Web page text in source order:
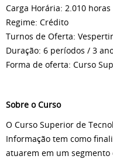
Carga Horária: 2.010 horas
Regime: Crédito
Turnos de Oferta:
Duração: 6 períodos / 3
Forma de oferta: Curso
Sobre o Curso
O Curso Superior de
Informação tem como
atuarem em um